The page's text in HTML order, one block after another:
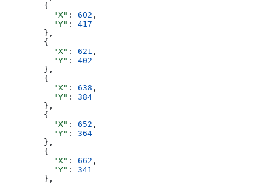
        {
          "X"
: 602 ,
          "Y"
: 417
        },
        {
          "X"
: 621 ,
          "Y"
: 402
        },
        {
          "X"
: 638 ,
          "Y"
: 384
        },
        {
          "X"
: 652 ,
          "Y"
: 364
        },
        {
          "X"
: 662 ,
          "Y"
: 341
        },